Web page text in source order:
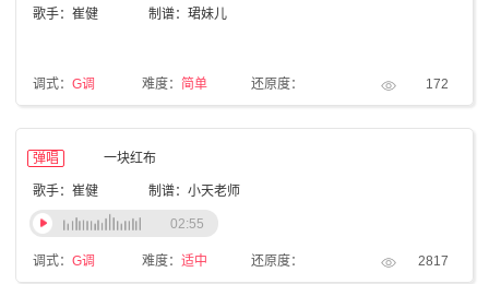
歌手：崔健 制谱：珺妹儿
调式： G调 难度： 简单 还原度： 172
弹唱 一块红布
歌手：崔健 制谱：小天老师
调式： G调 难度： 适中 还原度： 2817
02:55